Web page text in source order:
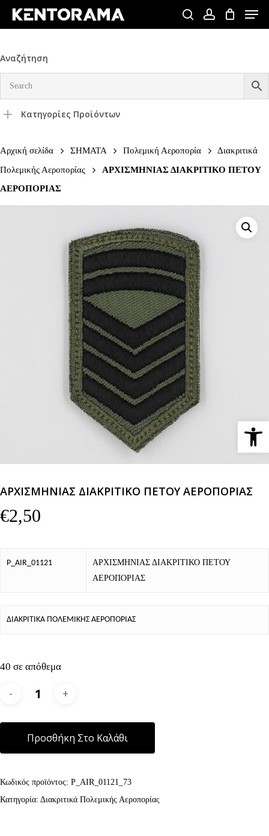
Skip
content
searchaccount
Menu
Αναζήτηση
Κατηγορίες Προϊόντων
Αρχική σελίδα ΣΗΜΑΤΑ Πολεμική Αεροπορία
Διακριτικά
Πολεμικής Αεροπορίας
ΑΡΧΙΣΜΗΝΙΑΣ ΔΙΑΚΡΙΤΙΚΟ ΠΕΤΟΥ
ΑΕΡΟΠΟΡΙΑΣ
ΑΡΧΙΣΜΗΝΙΑΣ ΔΙΑΚΡΙΤΙΚΟ ΠΕΤΟΥ ΑΕΡΟΠΟΡΙΑΣ
€2,50
P_AIR_01121
ΑΡΧΙΣΜΗΝΙΑΣ ΔΙΑΚΡΙΤΙΚΟ ΠΕΤΟΥ
ΑΕΡΟΠΟΡΙΑΣ
ΔΙΑΚΡΙΤΙΚΑ ΠΟΛΕΜΙΚΗΣ ΑΕΡΟΠΟΡΙΑΣ
40 σε απόθεμα
Προσθήκη Στο Καλάθι
Κωδικός προϊόντος: P_AIR_01121_73
Κατηγορία: Διακριτικά Πολεμικής Αεροπορίας